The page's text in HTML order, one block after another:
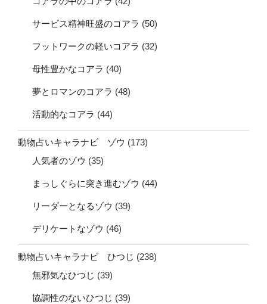
サービス精神旺盛のコアラ (50)
フットワークの軽いコアラ (32)
母性豊かなコアラ (40)
夢とロマンのコアラ (48)
活動的なコアラ (44)
動物占いキャラナビ ゾウ (173)
人気者のゾウ (35)
まっしぐらに突き進むゾウ (44)
リーダーとなるゾウ (39)
デリケートなゾウ (46)
動物占いキャラナビ ひつじ (238)
無邪気なひつじ (39)
協調性のないひつじ (39)